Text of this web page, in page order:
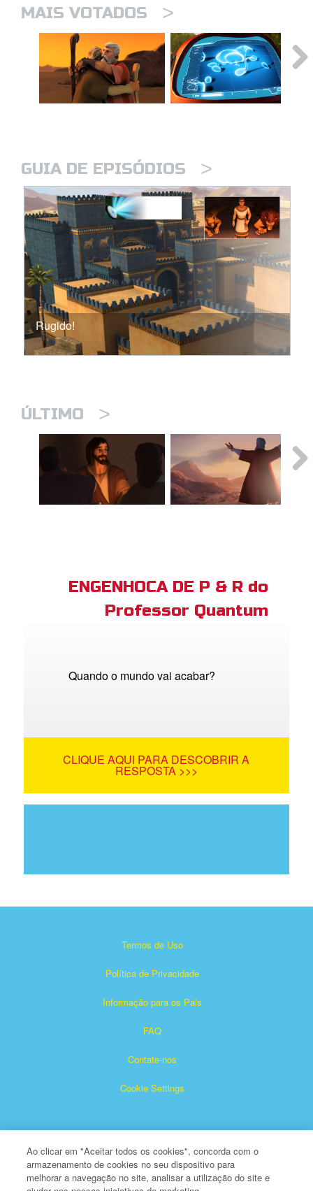
MAIS VOTADOS >
GUIA DE EPISÓDIOS >
Rugido!
ÚLTIMO >
ENGENHOCA DE P & R do
Professor Quantum
Quando o mundo vai acabar?
CLIQUE AQUI PARA DESCOBRIR A
RESPOSTA >>>
Termos de Uso
Política de Privacidade
Informação para os Pais
FAQ
Contate-nos
Cookie Settings
Ao clicar em "Aceitar todos os cookies", concorda com o
armazenamento de cookies no seu dispositivo para
melhorar a navegação no site, analisar a utilização do site e